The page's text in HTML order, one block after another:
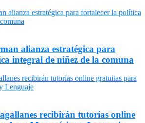
alianza estratégica para
integral de niñez de la comuna
recibirán tutorías online